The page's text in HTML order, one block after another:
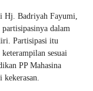
Hj. Badriyah Fayumi,
dalam
Partisipasi itu
sesuai
PP Mahasina
kekerasan.